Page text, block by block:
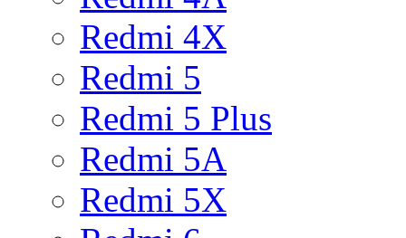
Redmi 4X
Redmi 5
Redmi 5 Plus
Redmi 5A
Redmi 5X